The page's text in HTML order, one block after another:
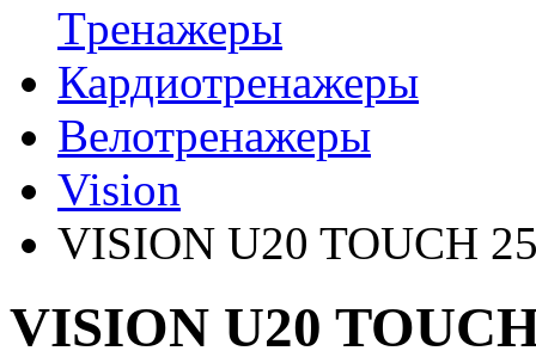
Tренажеры
Кардиотренажеры
Велотренажеры
Vision
VISION U20 TOUCH
VISION U20